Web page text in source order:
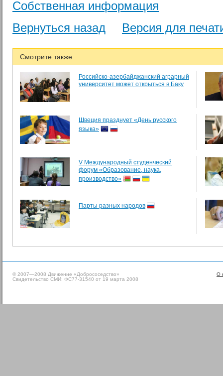
Собственная информация
Вернуться назад
Версия для
Смотрите также
Российско-азербайджанский аграрный
университет может открыться в Баку
Швеция празднует «День русского
языка»
V Международный студенческий
форум «Образование, наука,
производство»
Парты разных народов
О
© 2007—2008 Движение «Добрососедство»
Свидетельство СМИ: ФС77-31540 от 19 марта 2008